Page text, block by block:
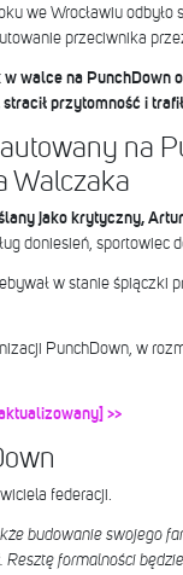
we Wrocławiu odbyło
przeciwnika
walce na PunchDown
przytomność i
na
Walczaka
jako krytyczny,
doniesień, sportowiec
w stanie śpiączki
PunchDown, w
>>
federacji.
budowanie swojego
formalności